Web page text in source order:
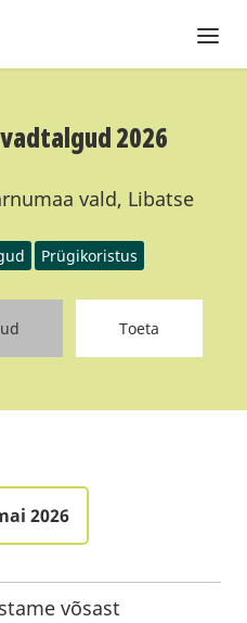
2026
vald, Libatse
Prügikoristus
Toeta
2026
võsast